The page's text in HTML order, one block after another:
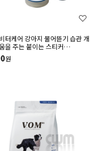
터케어 강아지 물어뜯기 습관 개
을 주는 붙이는 스티커
원